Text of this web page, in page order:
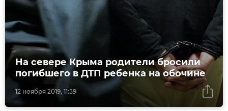
12 ноября 2019, 11:59
На севере Крыма родители бросили
погибшего в ДТП ребенка на обочине